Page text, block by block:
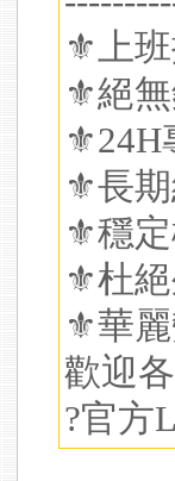
⚜上班
⚜絕
⚜24H
⚜長期
⚜穩定
⚜杜絕
⚜華麗
歡迎
?官方